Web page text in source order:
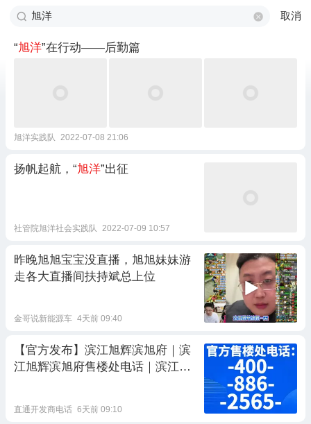
取消
“旭洋”在行动——后勤篇
旭洋实践队 2022-07-08 21:06
扬帆起航，“旭洋”出征
社管院旭洋社会实践队 2022-07-09 10:57
昨晚旭旭宝宝没直播，旭旭妹妹游
走各大直播间扶持斌总上位
金哥说新能源车 4天前 09:40
【官方发布】滨江旭辉滨旭府｜滨
江旭辉滨旭府售楼处电话｜滨江旭
直通开发商电话 6天前 09:10